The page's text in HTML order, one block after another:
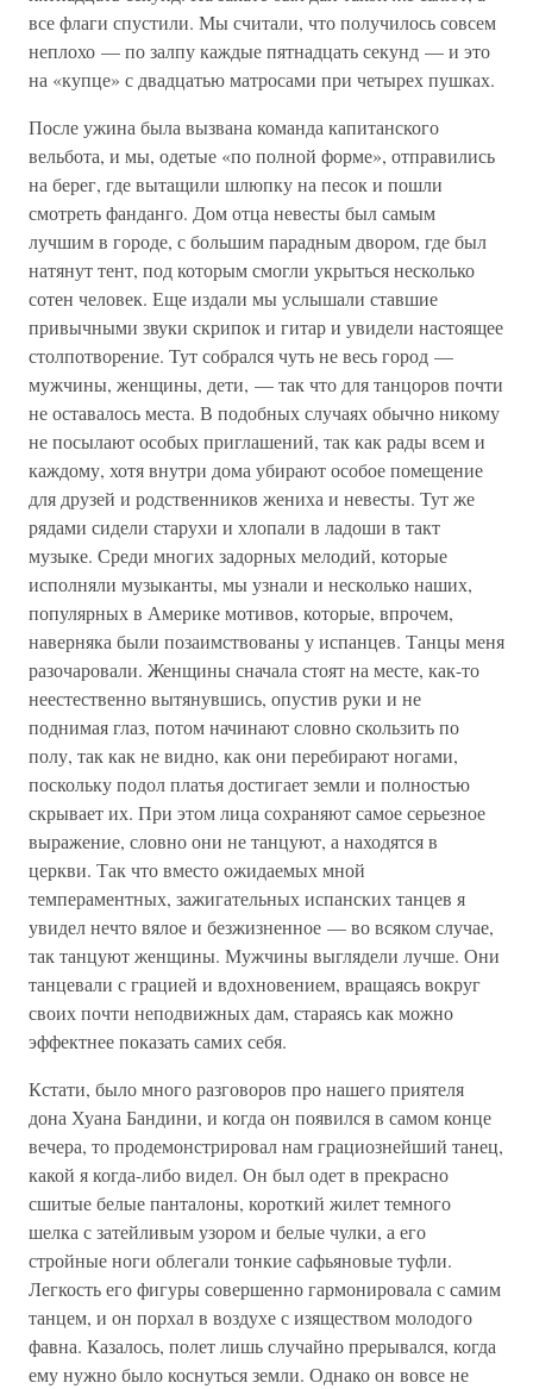
все флаги спустили. Мы считали, что получилось совсем
неплохо — по залпу каждые пятнадцать секунд — и это
на «купце» с двадцатью матросами при четырех пушках.
После ужина была вызвана команда капитанского
вельбота, и мы, одетые «по полной форме», отправились
на берег, где вытащили шлюпку на песок и пошли
смотреть фанданго. Дом отца невесты был самым
лучшим в городе, с большим парадным двором, где был
натянут тент, под которым смогли укрыться несколько
сотен человек. Еще издали мы услышали ставшие
привычными звуки скрипок и гитар и увидели настоящее
столпотворение. Тут собрался чуть не весь город —
мужчины, женщины, дети, — так что для танцоров почти
не оставалось места. В подобных случаях обычно никому
не посылают особых приглашений, так как рады всем и
каждому, хотя внутри дома убирают особое помещение
для друзей и родственников жениха и невесты. Тут же
рядами сидели старухи и хлопали в ладоши в такт
музыке. Среди многих задорных мелодий, которые
исполняли музыканты, мы узнали и несколько наших,
популярных в Америке мотивов, которые, впрочем,
наверняка были позаимствованы у испанцев. Танцы меня
разочаровали. Женщины сначала стоят на месте, как-то
неестественно вытянувшись, опустив руки и не
поднимая глаз, потом начинают словно скользить по
полу, так как не видно, как они перебирают ногами,
поскольку подол платья достигает земли и полностью
скрывает их. При этом лица сохраняют самое серьезное
выражение, словно они не танцуют, а находятся в
церкви. Так что вместо ожидаемых мной
темпераментных, зажигательных испанских танцев я
увидел нечто вялое и безжизненное — во всяком случае,
так танцуют женщины. Мужчины выглядели лучше. Они
танцевали с грацией и вдохновением, вращаясь вокруг
своих почти неподвижных дам, стараясь как можно
эффектнее показать самих себя.
Кстати, было много разговоров про нашего приятеля
дона Хуана Бандини, и когда он появился в самом конце
вечера, то продемонстрировал нам грациознейший танец,
какой я когда-либо видел. Он был одет в прекрасно
сшитые белые панталоны, короткий жилет темного
шелка с затейливым узором и белые чулки, а его
стройные ноги облегали тонкие сафьяновые туфли.
Легкость его фигуры совершенно гармонировала с самим
танцем, и он порхал в воздухе с изяществом молодого
фавна. Казалось, полет лишь случайно прерывался, когда
ему нужно было коснуться земли. Однако он вовсе не